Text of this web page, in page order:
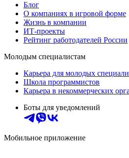
Блог
О компаниях в игровой форме
Жизнь в компании
ИТ-проекты
Рейтинг работодателей России
Молодым специалистам
Карьера для молодых
Школа программистов
Карьера в некоммерческих
Боты для уведомлений
Мобильное приложение